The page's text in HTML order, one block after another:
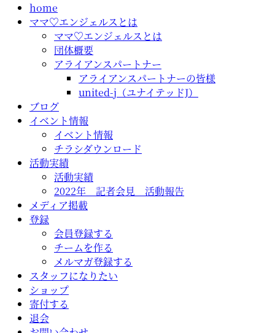
home
ママ♡エンジェルスとは
ママ♡エンジェルスとは
団体概要
アライアンスパートナー
アライアンスパートナーの皆様
united-j（ユナイテッドJ）
ブログ
イベント情報
イベント情報
チラシダウンロード
活動実績
活動実績
2022年 記者会見 活動報告
メディア掲載
登録
会員登録する
チームを作る
メルマガ登録する
スタッフになりたい
ショップ
寄付する
退会